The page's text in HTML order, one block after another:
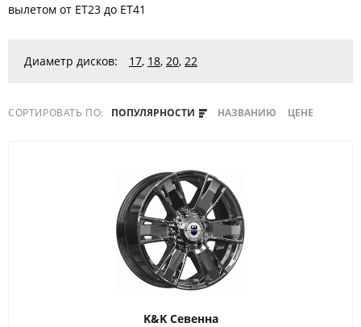
вылетом от ET23 до ET41
Диаметр дисков: 17, 18, 20, 22
СОРТИРОВАТЬ ПО: ПОПУЛЯРНОСТИ НАЗВАНИЮ ЦЕНЕ
K&K Севенна